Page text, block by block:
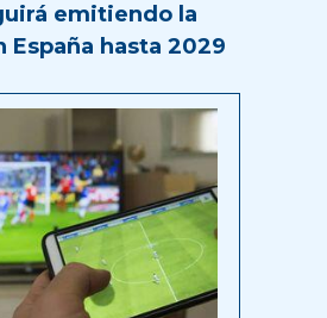
emitiendo la
España hasta 2029